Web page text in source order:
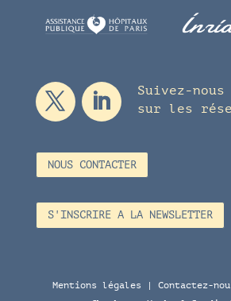
Suivez-nous
sur les
NOUS CONTACTER
S'INSCRIRE A LA NEWSLETTER
Mentions légales |Contactez-